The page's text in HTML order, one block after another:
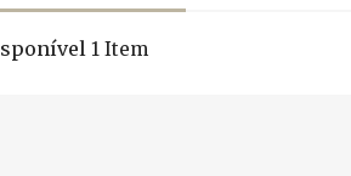
1 Item